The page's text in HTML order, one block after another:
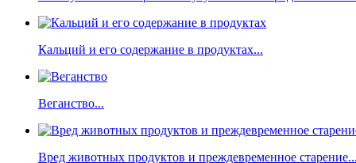
Кальций и его содержание в продуктах...
Веганство...
Вред животных продуктов и преждевременное